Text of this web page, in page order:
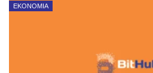
EKONOMIA